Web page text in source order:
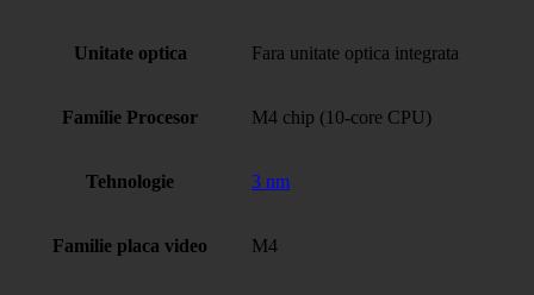
Unitate optica Fara unitate optica integrata
Familie Procesor M4 chip (10-core CPU)
Tehnologie 3 nm
Familie placa video M4